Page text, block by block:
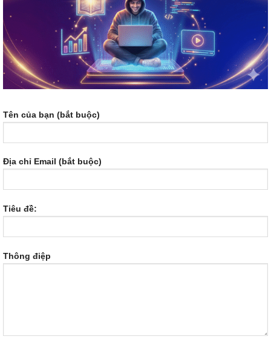
Tên của bạn (bắt buộc)
Địa chỉ Email (bắt buộc)
Tiêu đề:
Thông điệp